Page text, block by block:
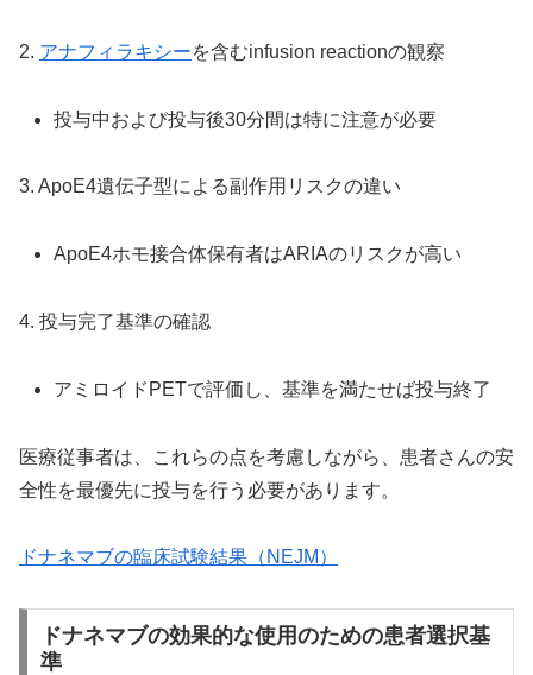
2. アナフィラキシーを含むinfusion reactionの観察
投与中および投与後30分間は特に注意が必要
3. ApoE4遺伝子型による副作用リスクの違い
ApoE4ホモ接合体保有者はARIAのリスクが高い
4. 投与完了基準の確認
アミロイドPETで評価し、基準を満たせば投与終了
医療従事者は、これらの点を考慮しながら、患者さんの安
全性を最優先に投与を行う必要があります。
ドナネマブの臨床試験結果（NEJM）
ドナネマブの効果的な使用のための患者選択基
準